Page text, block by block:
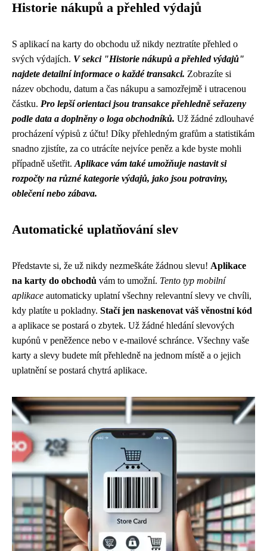
Historie nákupů a přehled výdajů
S aplikací na karty do obchodu už nikdy neztratíte přehled o
svých výdajích. V sekci "Historie nákupů a přehled výdajů"
najdete detailní informace o každé transakci. Zobrazíte si
název obchodu, datum a čas nákupu a samozřejmě i utracenou
částku. Pro lepší orientaci jsou transakce přehledně seřazeny
podle data a doplněny o loga obchodníků. Už žádné zdlouhavé
procházení výpisů z účtu! Díky přehledným grafům a statistikám
snadno zjistíte, za co utrácíte nejvíce peněz a kde byste mohli
případně ušetřit. Aplikace vám také umožňuje nastavit si
rozpočty na různé kategorie výdajů, jako jsou potraviny,
oblečení nebo zábava.
Automatické uplatňování slev
Představte si, že už nikdy nezmeškáte žádnou slevu! Aplikace
na karty do obchodů vám to umožní. Tento typ mobilní
aplikace automaticky uplatní všechny relevantní slevy ve chvíli,
kdy platíte u pokladny. Stačí jen naskenovat váš věnostní kód
a aplikace se postará o zbytek. Už žádné hledání slevových
kupónů v peněžence nebo v e-mailové schránce. Všechny vaše
karty a slevy budete mít přehledně na jednom místě a o jejich
uplatnění se postará chytrá aplikace.